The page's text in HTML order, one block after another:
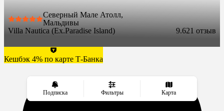
Подписка Фильтры Карта
Северный Мале Атолл,
Мальдивы
Villa Nautica (Ex.Paradise Island)
9.621 отзыв
Кешбэк 4% по карте Т-Банка